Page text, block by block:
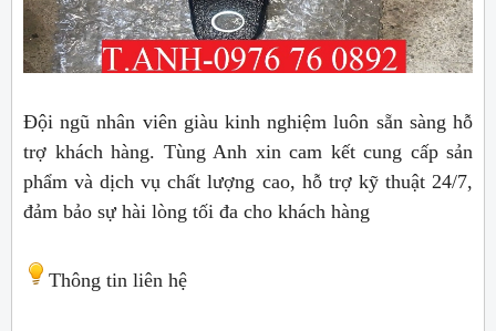
Đội ngũ nhân viên giàu kinh nghiệm luôn sẵn sàng hỗ
trợ khách hàng. Tùng Anh xin cam kết cung cấp sản
phẩm và dịch vụ chất lượng cao, hỗ trợ kỹ thuật 24/7,
đảm bảo sự hài lòng tối đa cho khách hàng
Thông tin liên hệ